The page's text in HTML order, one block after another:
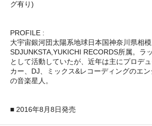
グ有り)
PROFILE :
大宇宙銀河団太陽系地球日本国神奈川県相模
SDJUNKSTA,YUKICHI RECORDS所属。ラ
として活動していたが、近年は主にプロデ
カー、DJ、ミックス&レコーディングのエ
の音楽星人。
■ 2016年8月8日発売